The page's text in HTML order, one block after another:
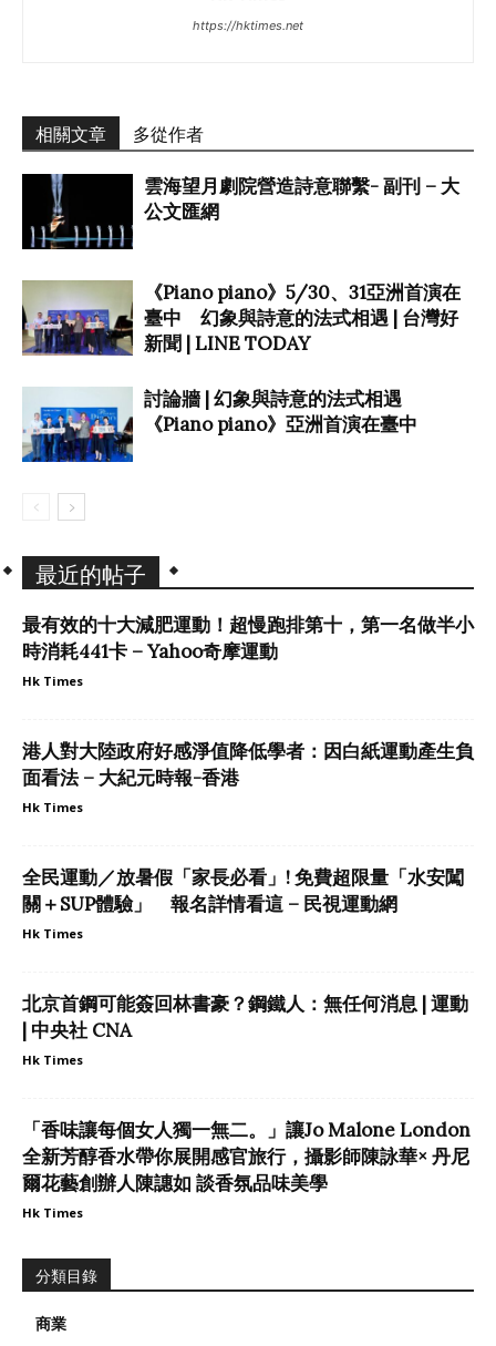
https://hktimes.net
相關文章 多從作者
雲海望月劇院營造詩意聯繫- 副刊 – 大
公文匯網
《Piano piano》5/30、31亞洲首演在
臺中 幻象與詩意的法式相遇 | 台灣好
新聞 | LINE TODAY
討論牆 | 幻象與詩意的法式相遇
《Piano piano》亞洲首演在臺中
最近的帖子
最有效的十大減肥運動！超慢跑排第十，第一名做半小
時消耗441卡 – Yahoo奇摩運動
Hk Times
港人對大陸政府好感淨值降低學者：因白紙運動產生負
面看法 – 大紀元時報-香港
Hk Times
全民運動／放暑假「家長必看」! 免費超限量「水安闖
關＋SUP體驗」 報名詳情看這 – 民視運動網
Hk Times
北京首鋼可能簽回林書豪？鋼鐵人：無任何消息 | 運動
| 中央社 CNA
Hk Times
「香味讓每個女人獨一無二。」讓Jo Malone London
全新芳醇香水帶你展開感官旅行，攝影師陳詠華× 丹尼
爾花藝創辦人陳譓如 談香氛品味美學
Hk Times
分類目錄
商業